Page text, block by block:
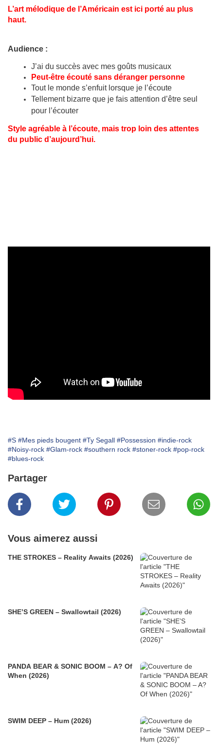
L’art mélodique de l’Américain est ici porté au plus
haut.
Audience :
J’ai du succès avec mes goûts musicaux
Peut-être écouté sans déranger personne
Tout le monde s’enfuit lorsque je l’écoute
Tellement bizarre que je fais attention d’être seul
pour l’écouter
Style agréable à l’écoute, mais trop loin des attentes
du public d’aujourd’hui.
#S #Mes pieds bougent #Ty Segall #Possession #indie-rock
#Noisy-rock #Glam-rock #southern rock #stoner-rock #pop-rock
#blues-rock
Partager
Vous aimerez aussi
THE STROKES – Reality Awaits (2026)
SHE’S GREEN – Swallowtail (2026)
PANDA BEAR & SONIC BOOM – A? Of
When (2026)
SWIM DEEP – Hum (2026)